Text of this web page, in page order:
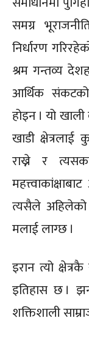
समग्र
निर्धारण
श्रम गन्तव्य
आर्थिक
होइन । यो
खाडी क्षेत्रलाई
राख्ने र
त्यसैले
मलाई लाग्छ ।
इरान त्यो
इतिहास छ ।
शक्तिशाली